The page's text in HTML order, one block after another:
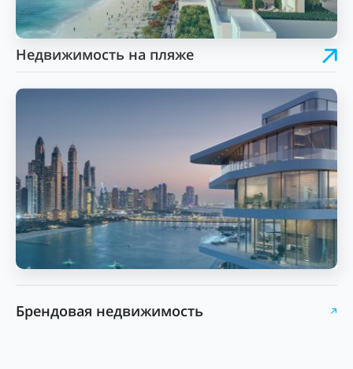
Недвижимость на пляже
Брендовая недвижимость